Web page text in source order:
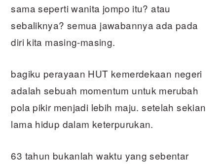
sama seperti wanita jompo itu? atau
sebaliknya? semua jawabannya ada pada
diri kita masing-masing.
bagiku perayaan HUT kemerdekaan negeri
adalah sebuah momentum untuk merubah
pola pikir menjadi lebih maju. setelah sekian
lama hidup dalam keterpurukan.
63 tahun bukanlah waktu yang sebentar